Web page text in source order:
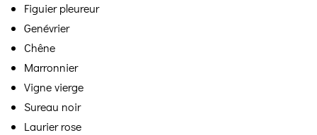
Figuier pleureur
Genévrier
Chêne
Marronnier
Vigne vierge
Sureau noir
Laurier rose